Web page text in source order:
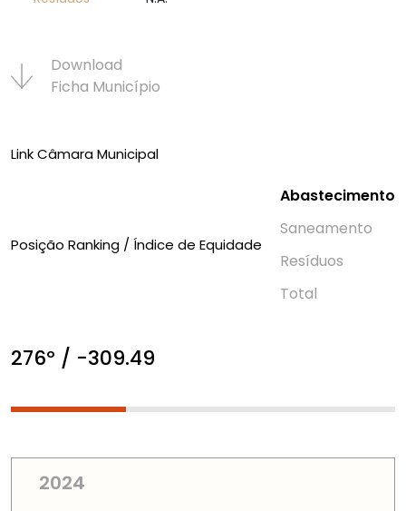
Download
Ficha Municí­pio
Link Câmara Municipal
Posição Ranking / Índice de Equidade
Abastecimento
Saneamento
Resí­duos
Total
276º / -309.49
2024